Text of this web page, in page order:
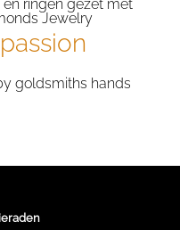
goldsmiths hands